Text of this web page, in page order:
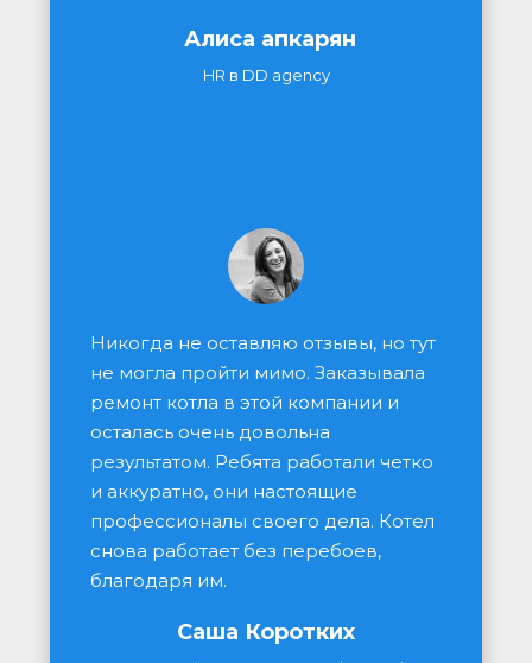
Алиса апкарян
HR в DD agency
Никогда не оставляю отзывы, но тут
не могла пройти мимо. Заказывала
ремонт котла в этой компании и
осталась очень довольна
результатом. Ребята работали четко
и аккуратно, они настоящие
профессионалы своего дела. Котел
снова работает без перебоев,
благодаря им.
Саша Коротких